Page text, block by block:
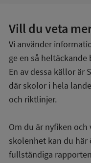
Vill du veta
Vi använder
ge en så
En av dessa källor är
där skolor i hela
och riktlinjer.
Om du är nyfiken
skolenhet kan du
fullständiga